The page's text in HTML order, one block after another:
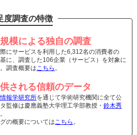
度調査の特徴
模による独自の調査
にサービスを利用した6,312名の消費者の
に、調査した106企業（サービス）を対象に
調査概要はこちら 。
される信頼のデータ
報学研究所を通じて学術研究機関に全て公
監修は慶應義塾大学理工学部教授・ 鈴木秀
の概要についてはこちら 。